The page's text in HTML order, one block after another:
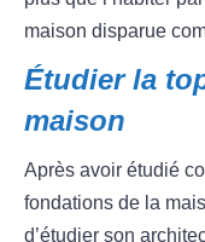
maison disparue
Étudier la
maison
Après avoir étudié
fondations de la
d’étudier son